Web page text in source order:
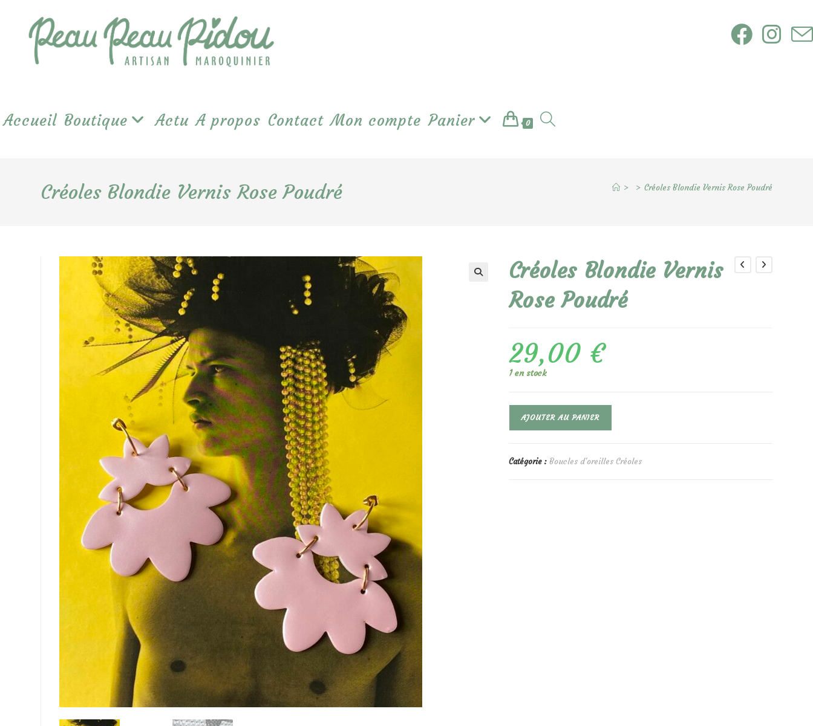
Accueil Boutique Actu A propos Contact Mon compte Panier 0
Créoles Blondie Vernis Rose Poudré > > Créoles Blondie Vernis Rose Poudré
Créoles Blondie Vernis
Rose Poudré
29,00 €
1 en stock
Vernis
AJOUTER AU PANIER
Catégorie : Boucles d'oreilles Créoles